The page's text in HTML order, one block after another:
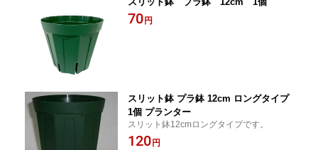
70 円
スリット鉢 プラ鉢 12cm ロングタイプ
1個 プランター
スリット鉢12cmロングタイプです。
120 円